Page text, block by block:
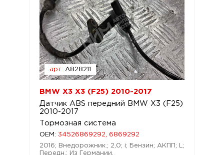
арт. A828211
BMW X3 X3 (F25) 2010-2017
Датчик ABS передний BMW X3 (F25)
2010-2017
Тормозная система
OEM: 34526869292, 6869292
2016; Внедорожник.; 2,0; i; Бензин; АКПП; L;
Передн.; Из Германии.